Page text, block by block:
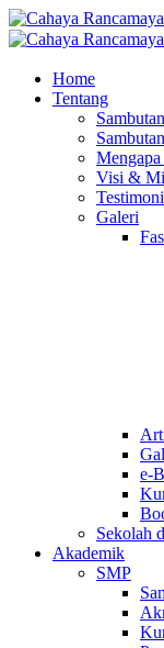
Home
Tentang
Visi &
Testimoni
Galeri
e-
Sekolah
Akademik
SMP